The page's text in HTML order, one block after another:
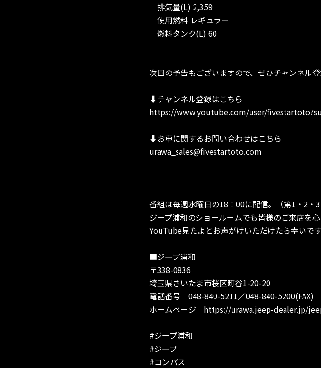
排気量(L) 2,359
使用燃料 レギュラー
燃料タンク(L) 60
次回の予告もございますので、ぜひチャンネル登
⬇︎チャンネル登録はこちら
https://www.youtube.com/user/
⬇︎お車に関するお問い合わせはこちら
urawa_sales@fivestartoto.com
番組は毎週水曜日の18：00に配信。（第1・2・3
ジープ浦和のショールームでも皆様のご来店を心
YouTube見たよとお声がけいただけたら幸いです
■ジープ浦和
〒338-0836
埼玉県さいたま市桜区町谷1-20-20
電話番号 048-840-5211／048-840-5200(FAX)
ホームページ https://urawa.jeep-dealer.jp/
#ジープ浦和
#ジープ
#コンパス